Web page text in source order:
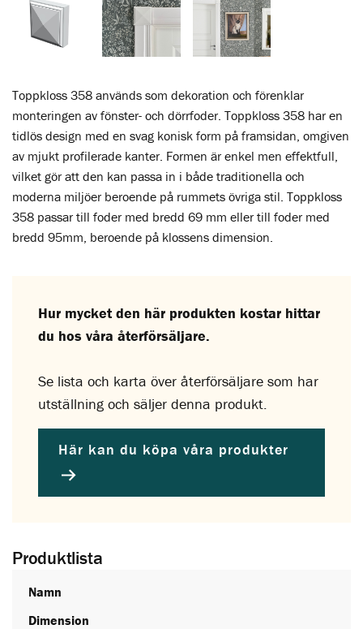
Toppkloss 358 används som dekoration och förenklar
monteringen av fönster- och dörrfoder. Toppkloss 358 har en
tidlös design med en svag konisk form på framsidan, omgiven
av mjukt profilerade kanter. Formen är enkel men effektfull,
vilket gör att den kan passa in i både traditionella och
moderna miljöer beroende på rummets övriga stil. Toppkloss
358 passar till foder med bredd 69 mm eller till foder med
bredd 95mm, beroende på klossens dimension.
Hur mycket den här produkten kostar hittar
du hos våra återförsäljare.
Se lista och karta över återförsäljare som har
utställning och säljer denna produkt.
Här kan du köpa våra produkter
Produktlista
Namn
Dimension